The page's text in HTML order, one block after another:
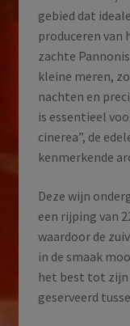
gebied dat
produceren van
zachte
kleine meren,
nachten en
is essentieel
cinerea”, de
kenmerkende
Deze wijn
een rijping van
waardoor de
in de smaak
het best tot
geserveerd